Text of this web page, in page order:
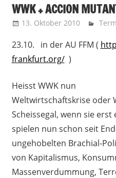
WWK + ACCION
13. Oktober 2010
23.10. in der AU FFM (
frankfurt.org/)
Heisst WWK nun
Weltwirtschaftskrise oder
Scheissegal, wenn sie erst
spielen nun schon seit
ungehobelten Brachial-
von Kapitalismus,
Massenverdummung,